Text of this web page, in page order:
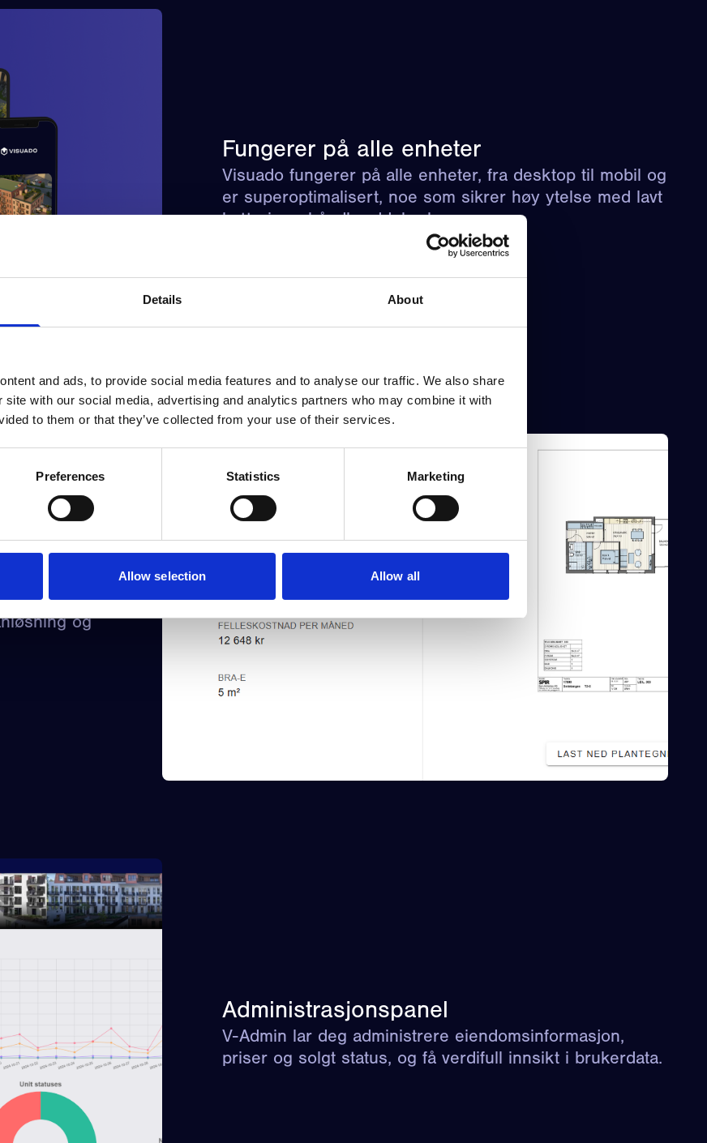
Details About
and ads, to provide social media features and to analyse our traffic. We also share
site with our social media, advertising and analytics partners who may combine it with
to them or that they’ve collected from your use of their services.
Preferences Statistics Marketing
Allow selection Allow all
Fungerer på alle enheter
Visuado fungerer på alle enheter, fra desktop til mobil og
er superoptimalisert, noe som sikrer høy ytelse med lavt
batteri- og båndbreddebruk.
visning,
og
Administrasjonspanel
V-Admin lar deg administrere eiendomsinformasjon,
priser og solgt status, og få verdifull innsikt i brukerdata.